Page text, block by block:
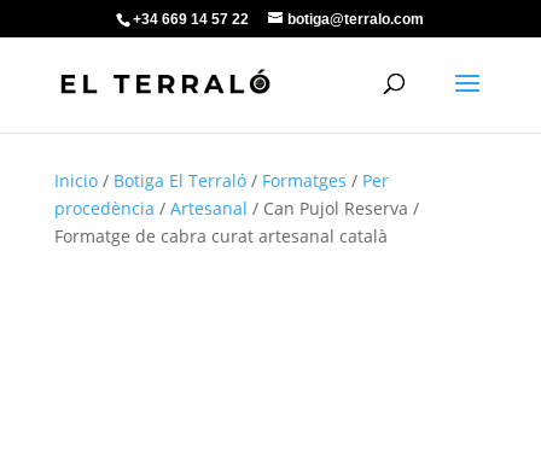
+34 669 14 57 22 botiga@terralo.com
Inicio/ Botiga El Terraló/ Formatges / Per
procedència / Artesanal / Can Pujol Reserva /
Formatge de cabra curat artesanal català